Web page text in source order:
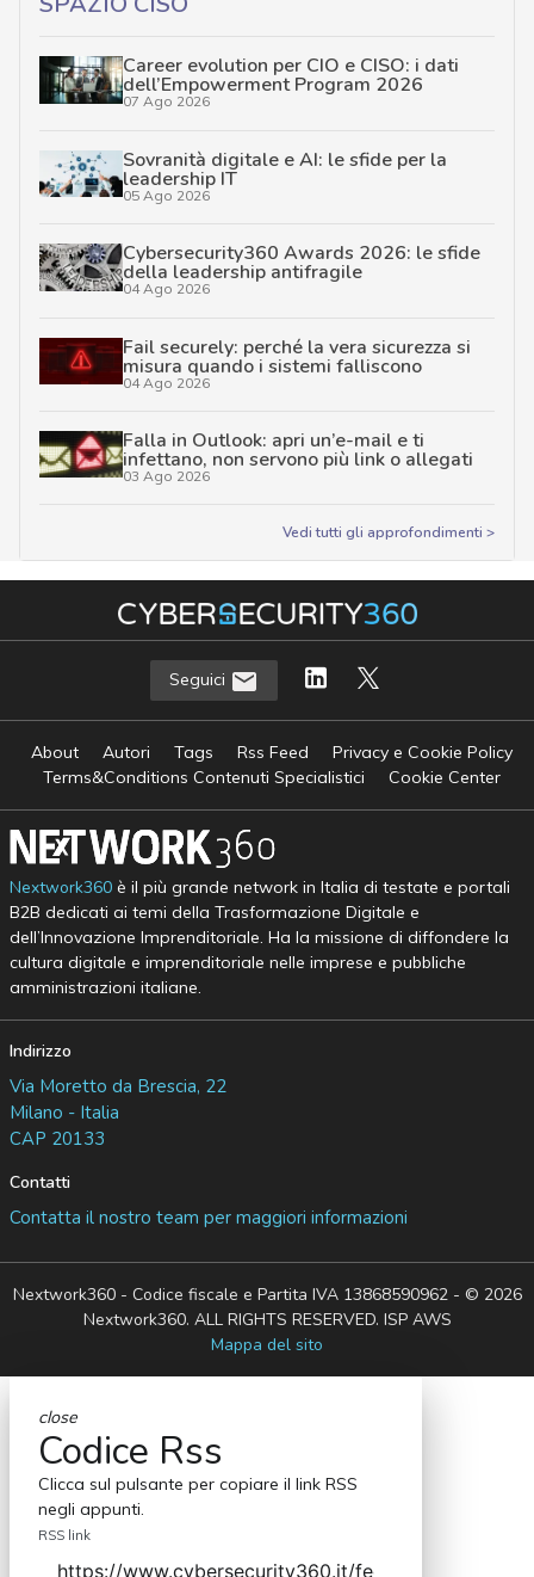
Career evolution per CIO e CISO: i dati
dell’Empowerment Program 2026
07 Ago 2026
Sovranità digitale e AI: le sfide per la
leadership IT
05 Ago 2026
Cybersecurity360 Awards 2026: le sfide
della leadership antifragile
04 Ago 2026
Fail securely: perché la vera sicurezza si
misura quando i sistemi falliscono
04 Ago 2026
Falla in Outlook: apri un’e-mail e ti
infettano, non servono più link o allegati
03 Ago 2026
Vedi tutti gli approfondimenti >
Seguici
About Autori Tags Rss Feed
Privacy e Cookie Policy
Terms&Conditions Contenuti Specialistici
Cookie Center
Nextwork360è il più grande network in Italia di testate e portali
B2B dedicati ai temi della Trasformazione Digitale e
dell’Innovazione Imprenditoriale. Ha la missione di diffondere la
cultura digitale e imprenditoriale nelle imprese e pubbliche
amministrazioni italiane.
Indirizzo
Via Moretto da Brescia, 22
Milano - Italia
CAP 20133
Contatti
Contatta il nostro team per maggiori informazioni
Nextwork360 - Codice fiscale e Partita IVA 13868590962 - © 2026
Nextwork360. ALL RIGHTS RESERVED. ISP AWS
Mappa del sito
close
Codice Rss
Clicca sul pulsante per copiare il link RSS
negli appunti.
RSS link